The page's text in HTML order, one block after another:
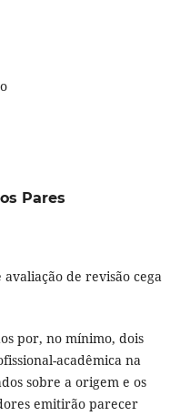
Pares
avaliação de revisão cega
por, no mínimo, dois
acadêmica na
sobre a origem e os
emitirão parecer